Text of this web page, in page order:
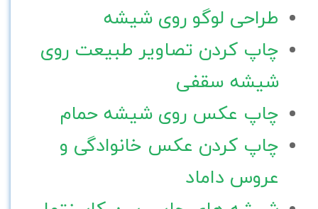
طراحی لوگو روی شیشه
چاپ کردن تصاویر طبیعت روی
شیشه سقفی
چاپ عکس روی شیشه حمام
چاپ کردن عکس خانوادگی و
عروس داماد